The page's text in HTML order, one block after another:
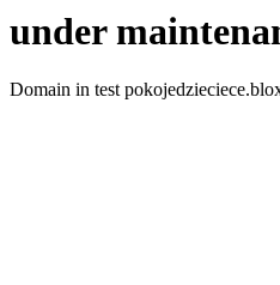
under
Domain in test